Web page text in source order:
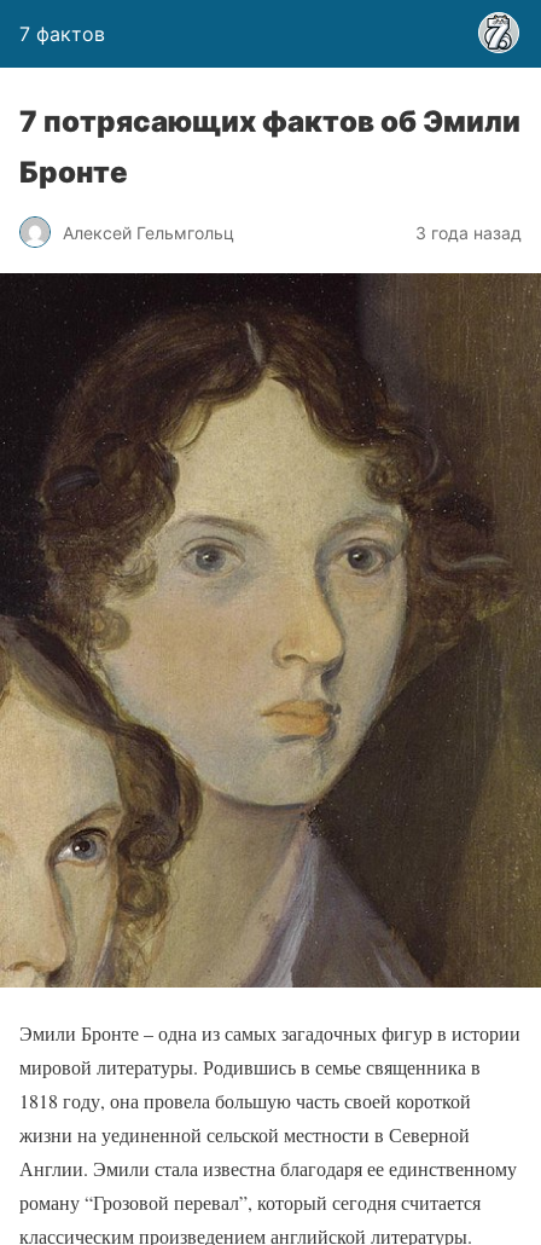
7 фактов
7 потрясающих фактов об Эмили
Бронте
Алексей Гельмгольц 3 года назад
Эмили Бронте – одна из самых загадочных фигур в истории
мировой литературы. Родившись в семье священника в
1818 году, она провела большую часть своей короткой
жизни на уединенной сельской местности в Северной
Англии. Эмили стала известна благодаря ее единственному
роману “Грозовой перевал”, который сегодня считается
классическим произведением английской литературы.